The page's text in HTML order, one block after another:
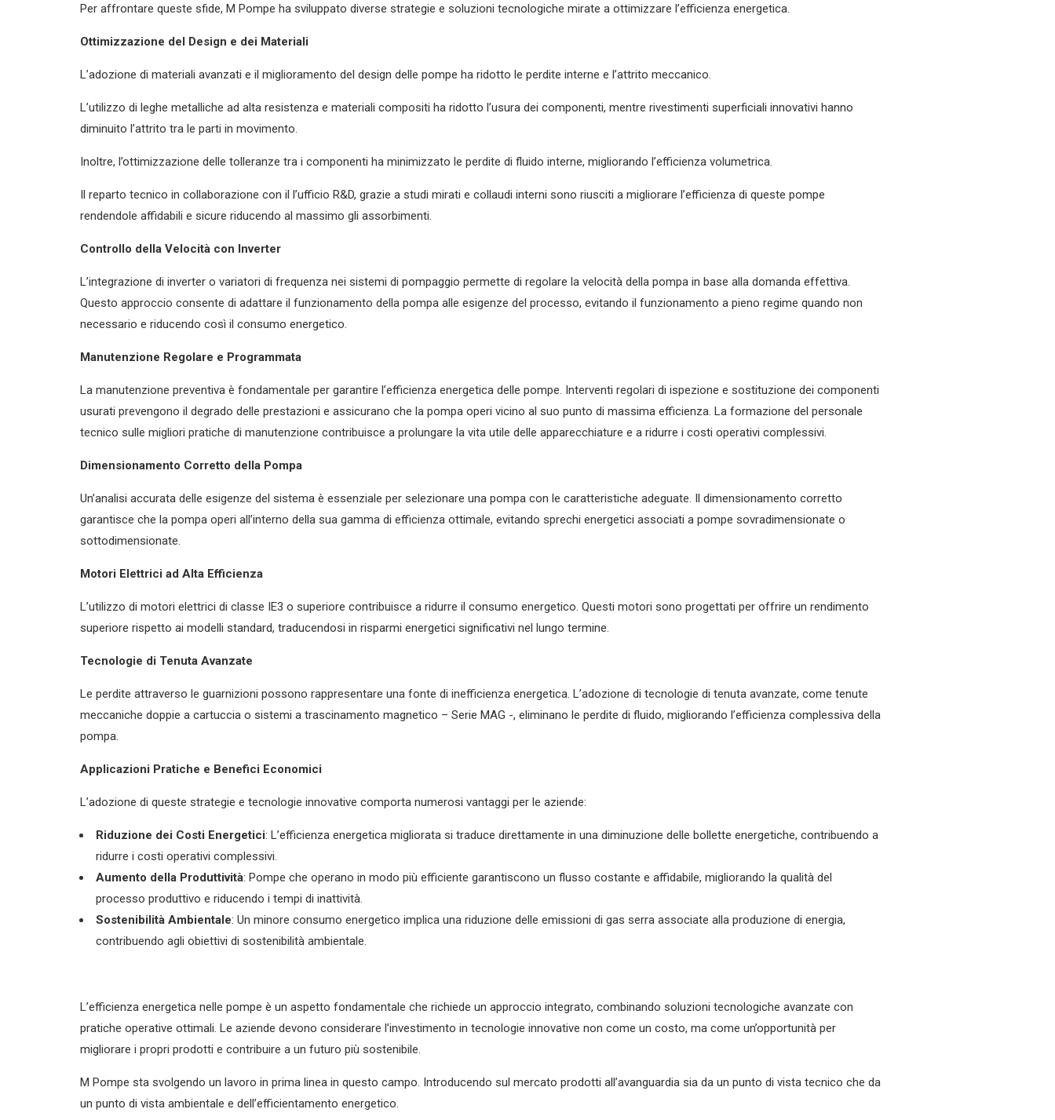
Per affrontare queste sfide, M Pompe ha sviluppato diverse strategie e soluzioni tecnologiche mirate a ottimizzare l’efficienza energetica.
Ottimizzazione del Design e dei Materiali
L’adozione di materiali avanzati e il miglioramento del design delle pompe ha ridotto le perdite interne e l’attrito meccanico.
L’utilizzo di leghe metalliche ad alta resistenza e materiali compositi ha ridotto l’usura dei componenti, mentre rivestimenti superficiali innovativi hanno
diminuito l’attrito tra le parti in movimento.
Inoltre, l’ottimizzazione delle tolleranze tra i componenti ha minimizzato le perdite di fluido interne, migliorando l’efficienza volumetrica.
Il reparto tecnico in collaborazione con il l’ufficio R&D, grazie a studi mirati e collaudi interni sono riusciti a migliorare l’efficienza di queste pompe
rendendole affidabili e sicure riducendo al massimo gli assorbimenti.
Controllo della Velocità con Inverter
L’integrazione di inverter o variatori di frequenza nei sistemi di pompaggio permette di regolare la velocità della pompa in base alla domanda effettiva.
Questo approccio consente di adattare il funzionamento della pompa alle esigenze del processo, evitando il funzionamento a pieno regime quando non
necessario e riducendo così il consumo energetico.
Manutenzione Regolare e Programmata
La manutenzione preventiva è fondamentale per garantire l’efficienza energetica delle pompe. Interventi regolari di ispezione e sostituzione dei componenti
usurati prevengono il degrado delle prestazioni e assicurano che la pompa operi vicino al suo punto di massima efficienza. La formazione del personale
tecnico sulle migliori pratiche di manutenzione contribuisce a prolungare la vita utile delle apparecchiature e a ridurre i costi operativi complessivi.
Dimensionamento Corretto della Pompa
Un’analisi accurata delle esigenze del sistema è essenziale per selezionare una pompa con le caratteristiche adeguate. Il dimensionamento corretto
garantisce che la pompa operi all’interno della sua gamma di efficienza ottimale, evitando sprechi energetici associati a pompe sovradimensionate o
sottodimensionate.
Motori Elettrici ad Alta Efficienza
L’utilizzo di motori elettrici di classe IE3 o superiore contribuisce a ridurre il consumo energetico. Questi motori sono progettati per offrire un rendimento
superiore rispetto ai modelli standard, traducendosi in risparmi energetici significativi nel lungo termine.
Tecnologie di Tenuta Avanzate
Le perdite attraverso le guarnizioni possono rappresentare una fonte di inefficienza energetica. L’adozione di tecnologie di tenuta avanzate, come tenute
meccaniche doppie a cartuccia o sistemi a trascinamento magnetico – Serie MAG -, eliminano le perdite di fluido, migliorando l’efficienza complessiva della
pompa.
Applicazioni Pratiche e Benefici Economici
L’adozione di queste strategie e tecnologie innovative comporta numerosi vantaggi per le aziende:
Riduzione dei Costi Energetici: L’efficienza energetica migliorata si traduce direttamente in una diminuzione delle bollette energetiche, contribuendo a
ridurre i costi operativi complessivi.
Aumento della Produttività: Pompe che operano in modo più efficiente garantiscono un flusso costante e affidabile, migliorando la qualità del
processo produttivo e riducendo i tempi di inattività.
Sostenibilità Ambientale: Un minore consumo energetico implica una riduzione delle emissioni di gas serra associate alla produzione di energia,
contribuendo agli obiettivi di sostenibilità ambientale.
L’efficienza energetica nelle pompe è un aspetto fondamentale che richiede un approccio integrato, combinando soluzioni tecnologiche avanzate con
pratiche operative ottimali. Le aziende devono considerare l’investimento in tecnologie innovative non come un costo, ma come un’opportunità per
migliorare i propri prodotti e contribuire a un futuro più sostenibile.
M Pompe sta svolgendo un lavoro in prima linea in questo campo. Introducendo sul mercato prodotti all’avanguardia sia da un punto di vista tecnico che da
un punto di vista ambientale e dell’efficientamento energetico.